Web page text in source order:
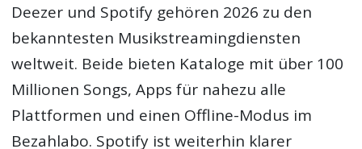
Deezer und Spotify gehören 2026 zu den
bekanntesten Musikstreamingdiensten
weltweit. Beide bieten Kataloge mit über 100
Millionen Songs, Apps für nahezu alle
Plattformen und einen Offline-Modus im
Bezahlabo. Spotify ist weiterhin klarer